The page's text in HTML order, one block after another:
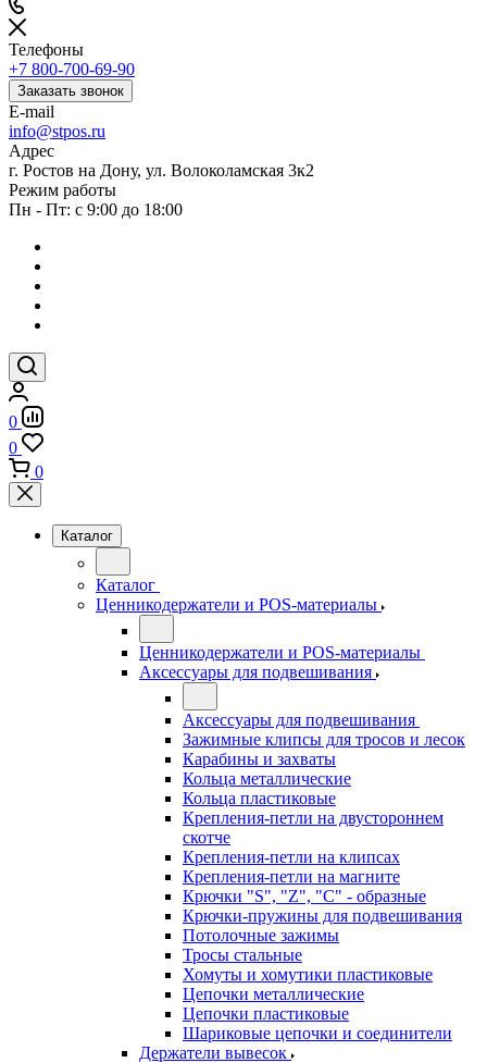
Телефоны
+7 800-700-69-90
Заказать звонок
E-mail
info@stpos.ru
Адрес
г. Ростов на Дону, ул. Волоколамская 3к2
Режим работы
Пн - Пт: с 9:00 до 18:00
0
0
0
Каталог
Каталог
Ценникодержатели и POS-материалы
Ценникодержатели и POS-материалы
Аксессуары для подвешивания
Аксессуары для подвешивания
Зажимные клипсы для тросов и лесок
Карабины и захваты
Кольца металлические
Кольца пластиковые
Крепления-петли на двустороннем
скотче
Крепления-петли на клипсах
Крепления-петли на магните
Крючки "S", "Z", "C" - образные
Крючки-пружины для подвешивания
Потолочные зажимы
Тросы стальные
Хомуты и хомутики пластиковые
Цепочки металлические
Цепочки пластиковые
Шариковые цепочки и соединители
Держатели вывесок